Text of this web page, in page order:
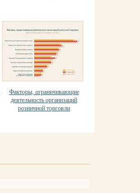
Факторы, ограничивающие
деятельность организаций
розничной торговли